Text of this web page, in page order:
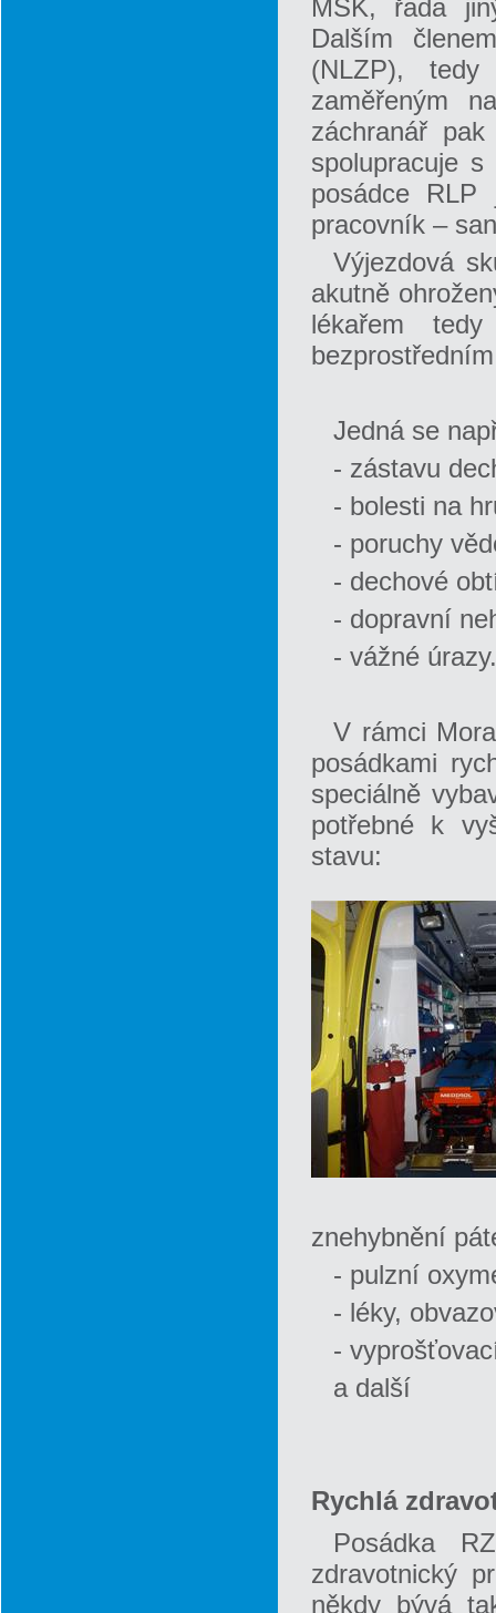
MSK, řada
Dalším
(NLZP), tedy
zaměřeným
záchranář
spolupracuje
posádce RLP
pracovník –
Výjezdová
akutně
lékařem
Jedná se
- zástavu
- bolesti na
- poruchy
- dechové
- dopravní
- vážné úrazy.
V rámci
posádkami
speciálně
potřebné k
stavu:
znehybnění
- pulzní
- léky,
-
a další
Rychlá
Posádka
zdravotnický
někdy bývá